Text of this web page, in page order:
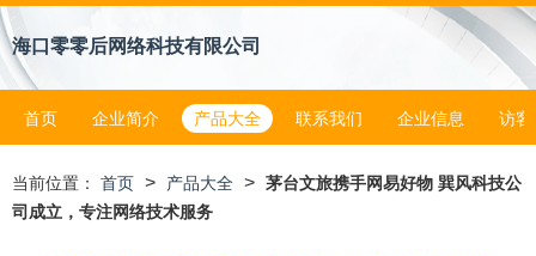
海口零零后网络科技有限公司
首页 企业简介 产品大全 联系我们 企业信息 访客
当前位置： 首页 > 产品大全 > 茅台文旅携手网易好物 巽风科技公
司成立，专注网络技术服务